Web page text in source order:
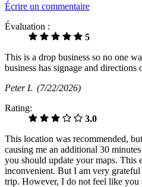
Écrire un commentaire
Évaluation :
5
This is a drop business so no one
business has signage and directions
Peter L (7/22/2026)
Rating:
3.0
This location was recommended,
causing me an additional 30
you should update your maps. This
inconvenient. But I am very grateful
trip. However, I do not feel like you